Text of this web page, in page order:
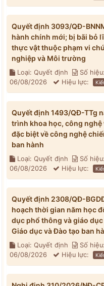
Quyết định 3093/QĐ-
hành chính mới; bị bãi bỏ
thực vật thuộc phạm vi
nghiệp và Môi trường
Loại: Quyết định Số
06/08/2026
Hiệu lực:
Quyết định 1493/QĐ-TTg
trình khoa học, công
đặc biệt về công nghệ
ban hành
Loại: Quyết định Số
06/08/2026
Hiệu lực:
Quyết định 2308/QĐ-
hoạch thời gian năm học
dục phổ thông và giáo
Giáo dục và Đào tạo ban
Loại: Quyết định Số
06/08/2026
Hiệu lực: